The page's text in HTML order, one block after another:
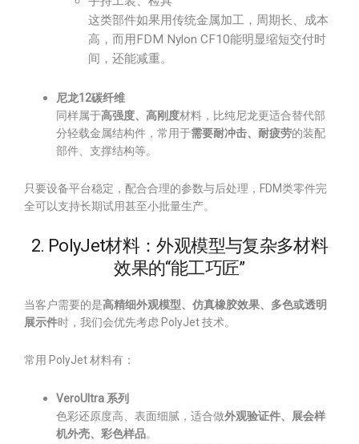
这类部件如果用传统金属加工，周期长、成本
高，而用FDM Nylon CF10能明显缩短交付时
间，还能减重。
尼龙12碳纤维
同样属于高强度、高刚度材料，比纯尼龙更适合替代部
分轻载金属结构件，常用于需要耐冲击、耐疲劳的装配
部件、支撑结构等。
只要设备平台稳定，配合合理的参数与后处理，FDM类零件完
全可以支持长期试用甚至小批量生产。
2. PolyJet材料：外观模型与复杂多材料
效果的“能工巧匠”
当客户需要的是高精细外观模型、仿真橡胶效果、多色或透明
展示件时，我们会优先考虑 PolyJet 技术。
常用 PolyJet 材料有：
VeroUltra 系列
色彩还原度高、表面细腻，适合做外观验证件、展会样
机外壳、彩色样品。